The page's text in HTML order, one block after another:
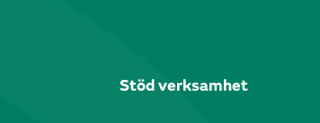
Stöd verksamhet